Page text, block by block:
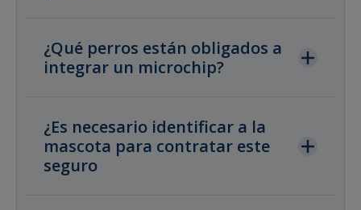
¿Qué perros están obligados a
integrar un microchip?
¿Es necesario identificar a la
mascota para contratar este
seguro